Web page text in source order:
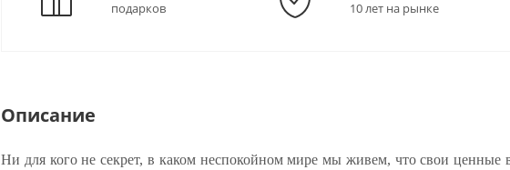
подарков
10 лет на рынке
Описание
Ни для кого не секрет, в каком неспокойном мире мы живем, что свои